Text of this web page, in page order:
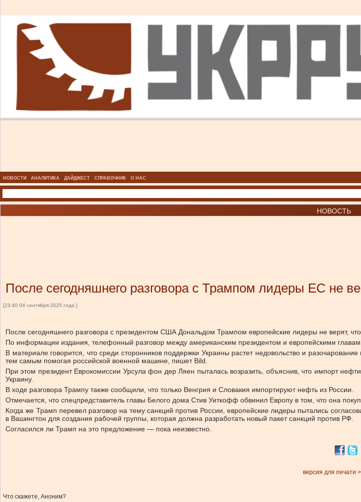
НОВОСТИ АНАЛИТИКА ДАЙДЖЕСТ СПРАВОЧНИК О НАС
НОВОСТЬ
После сегодняшнего разговора с Трампом лидеры ЕС не
[23:40 04 сентября 2025 года ]
После сегодняшнего разговора с президентом США Дональдом Трампом европейские лидеры не верят,
По информации издания, телефонный разговор между американским президентом и европейскими
В материале говорится, что среди сторонников поддержки Украины растет недовольство и
тем самым помогая российской военной машине, пишет Bild.
При этом президент Еврокомиссии Урсула фон дер Ляен пыталась возразить, объяснив, что импорт
Украину.
В ходе разговора Трампу также сообщили, что только Венгрия и Словакия импортируют нефть из России.
Отмечается, что спецпредставитель главы Белого дома Стив Уиткофф обвинил Европу в том, что она
Когда же Трамп перевел разговор на тему санкций против России, европейские лидеры пытались
в Вашингтон для создания рабочей группы, которая должна разработать новый пакет санкций против РФ.
Согласился ли Трамп на это предложение — пока неизвестно.
версия для печати
Что скажете, Аноним?